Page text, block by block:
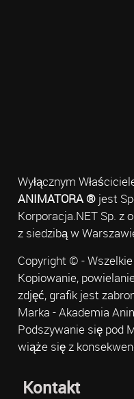
Wyłącznym
ANIMATORA ®jest
Korporacja.NET Sp. z
z siedzibą w
Copyright © -
Kopiowanie,
zdjęć, grafik jest
Marka - Akademia
Podszywanie się pod
wiąże się z
Kontakt